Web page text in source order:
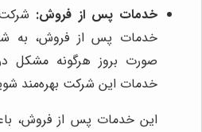
خدمات پس از فروش:
خدمات پس از فروش، به
صورت بروز هرگونه مشکل
خدمات این شرکت بهره‌مند
این خدمات پس از فروش،